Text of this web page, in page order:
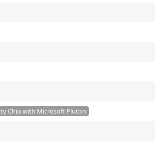
Chip with Microsoft Pluton